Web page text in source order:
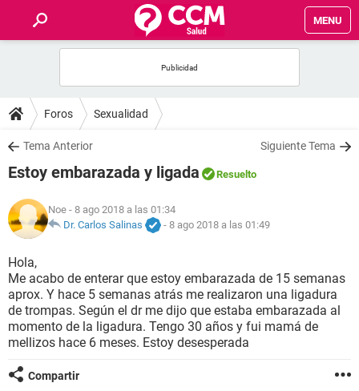
MENU
FOROS
SALUD
FAMILIA
NUTRICIÓN
BIENESTAR
SEXUALIDAD
GLOSARIO
Foros Sexualidad
Tema Anterior Siguiente Tema
Estoy embarazada y ligada Resuelto
Noe - 8 ago 2018 a las 01:34
Dr. Carlos Salinas
- 8 ago 2018 a las 01:49
Hola,
Me acabo de enterar que estoy embarazada de 15 semanas
aprox. Y hace 5 semanas atrás me realizaron una ligadura
de trompas. Según el dr me dijo que estaba embarazada al
momento de la ligadura. Tengo 30 años y fui mamá de
mellizos hace 6 meses. Estoy desesperada
Compartir